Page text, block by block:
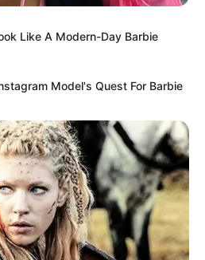
Like A Modern-Day Barbie
Model's Quest For Barbie